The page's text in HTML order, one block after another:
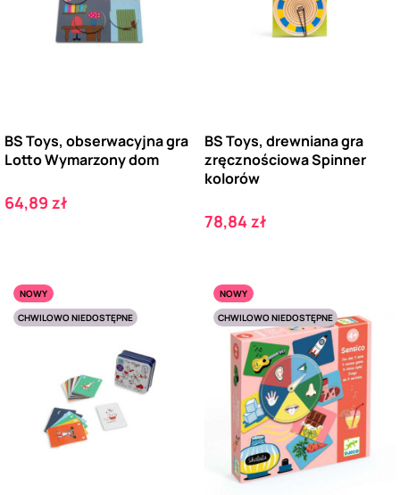
BS Toys, obserwacyjna gra
Lotto Wymarzony dom
Cena
64,89 zł
BS Toys, drewniana gra
zręcznościowa Spinner
kolorów
Cena
78,84 zł
NOWY
CHWILOWO NIEDOSTĘPNE
NOWY
CHWILOWO NIEDOSTĘPNE